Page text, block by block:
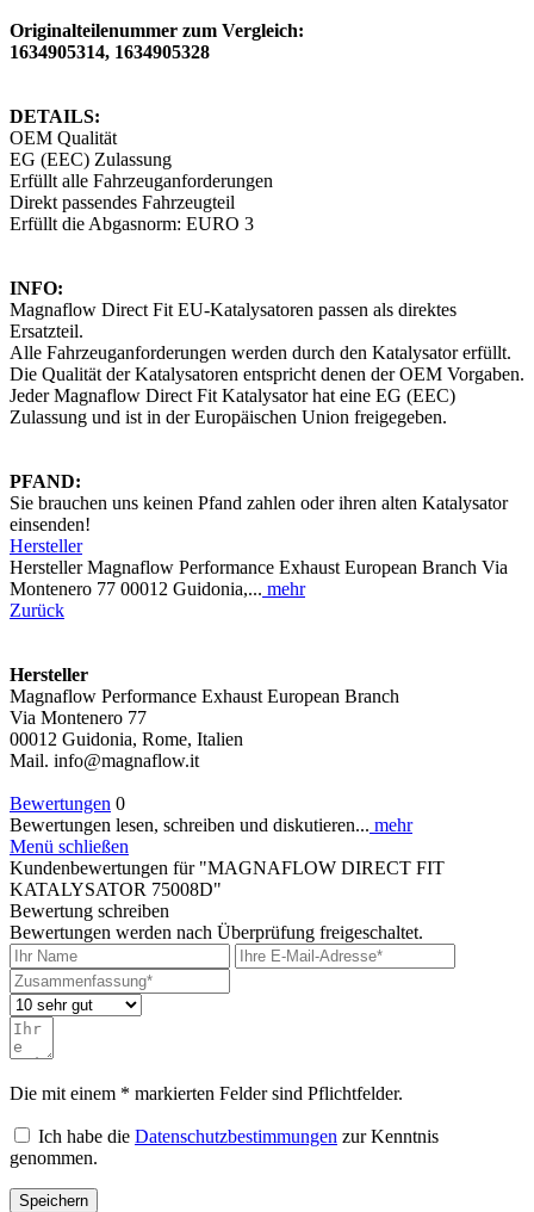
Originalteilenummer zum Vergleich:
1634905314, 1634905328
DETAILS:
OEM Qualität
EG (EEC) Zulassung
Erfüllt alle Fahrzeuganforderungen
Direkt passendes Fahrzeugteil
Erfüllt die Abgasnorm: EURO 3
INFO:
Magnaflow Direct Fit EU-Katalysatoren passen als direktes
Ersatzteil.
Alle Fahrzeuganforderungen werden durch den Katalysator erfüllt.
Die Qualität der Katalysatoren entspricht denen der OEM Vorgaben.
Jeder Magnaflow Direct Fit Katalysator hat eine EG (EEC)
Zulassung und ist in der Europäischen Union freigegeben.
PFAND:
Sie brauchen uns keinen Pfand zahlen oder ihren alten Katalysator
einsenden!
Hersteller
Hersteller Magnaflow Performance Exhaust European Branch Via
Montenero 77 00012 Guidonia,... mehr
Zurück
Hersteller
Magnaflow Performance Exhaust European Branch
Via Montenero 77
00012 Guidonia, Rome, Italien
Mail. info@magnaflow.it
Bewertungen 0
Bewertungen lesen, schreiben und diskutieren... mehr
Menü schließen
Kundenbewertungen für "MAGNAFLOW DIRECT FIT
KATALYSATOR 75008D"
Bewertung schreiben
Bewertungen werden nach Überprüfung freigeschaltet.
Die mit einem * markierten Felder sind Pflichtfelder.
Ich habe die Datenschutzbestimmungen zur Kenntnis
genommen.
Speichern